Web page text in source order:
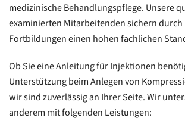
medizinische Behandlungspflege. Unsere
examinierten Mitarbeitenden sichern durch
Fortbildungen einen hohen fachlichen
Ob Sie eine Anleitung für Injektionen
Unterstützung beim Anlegen von
wir sind zuverlässig an Ihrer Seite. Wir
anderem mit folgenden Leistungen: